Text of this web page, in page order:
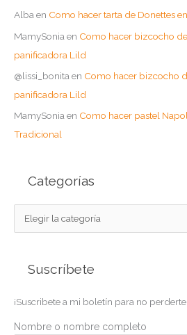
Alba en Como hacer tarta de Donettes
MamySonia en Como hacer bizcocho
panificadora Lild
@lissi_bonita en Como hacer bizcocho
panificadora Lild
MamySoniaen Como hacer pastel
Tradicional
Categorías
a
o
r
Suscríbete
¡Suscribete a mi boletín para no
Nombre o nombre completo